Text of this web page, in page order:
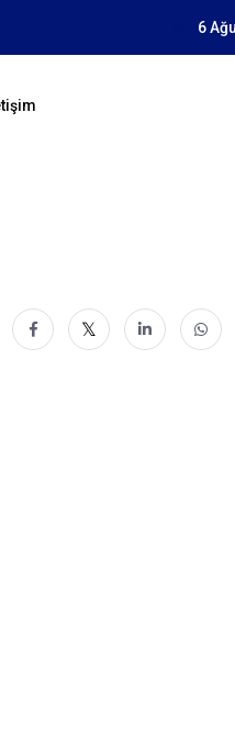
Zekanın Geleceği İçin 6